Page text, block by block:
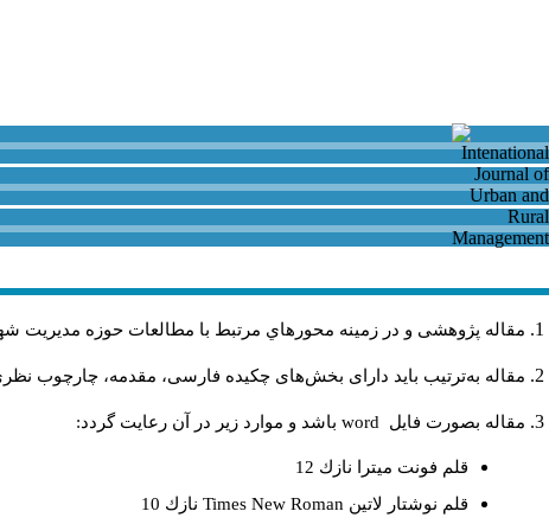
مقاله پژوهشی و در زمینه محورهاي مرتبط با مطالعات حوزه مديريت
مقاله به‌ترتیب باید دارای بخش‌های چکیده فارسی، مقدمه، چارچوب
مقاله بصورت فايل word باشد و موارد زير در آن رعايت گردد:
قلم فونت ميترا نازك 12
قلم نوشتار لاتين Times New Roman نازك 10